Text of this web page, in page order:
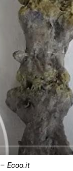
Ecoo.it